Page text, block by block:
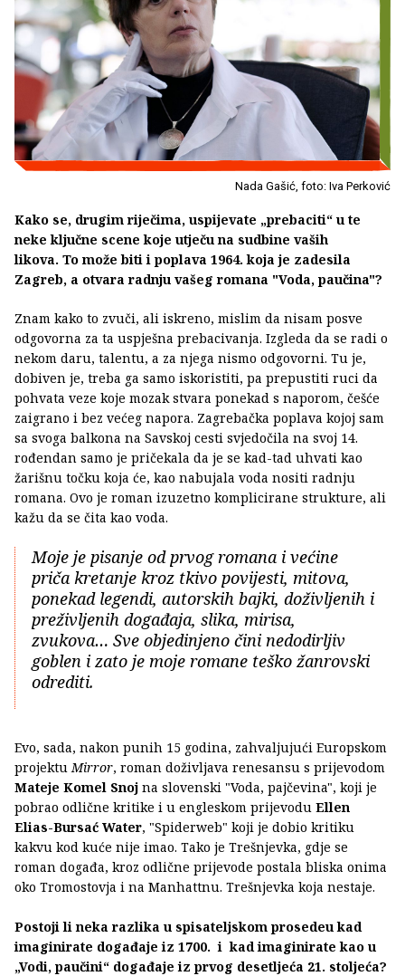
Nada Gašić, foto: Iva Perković
Kako se, drugim riječima, uspijevate „prebaciti“ u te
neke ključne scene koje utječu na sudbine vaših
likova. To može biti i poplava 1964. koja je zadesila
Zagreb, a otvara radnju vašeg romana "Voda, paučina"?
Znam kako to zvuči, ali iskreno, mislim da nisam posve
odgovorna za ta uspješna prebacivanja. Izgleda da se radi o
nekom daru, talentu, a za njega nismo odgovorni. Tu je,
dobiven je, treba ga samo iskoristiti, pa prepustiti ruci da
pohvata veze koje mozak stvara ponekad s naporom, češće
zaigrano i bez većeg napora. Zagrebačka poplava kojoj sam
sa svoga balkona na Savskoj cesti svjedočila na svoj 14.
rođendan samo je pričekala da je se kad-tad uhvati kao
žarišnu točku koja će, kao nabujala voda nositi radnju
romana. Ovo je roman izuzetno komplicirane strukture, ali
kažu da se čita kao voda.
Moje je pisanje od prvog romana i većine
priča kretanje kroz tkivo povijesti, mitova,
ponekad legendi, autorskih bajki, doživljenih i
preživljenih događaja, slika, mirisa,
zvukova… Sve objedinjeno čini nedodirljiv
goblen i zato je moje romane teško žanrovski
odrediti.
Evo, sada, nakon punih 15 godina, zahvaljujući Europskom
projektu Mirror, roman doživljava renesansu s prijevodom
Mateje Komel Snoj na slovenski "Voda, pajčevina", koji je
pobrao odlične kritike i u engleskom prijevodu Ellen
Elias-Bursać Water, "Spiderweb" koji je dobio kritiku
kakvu kod kuće nije imao. Tako je Trešnjevka, gdje se
roman događa, kroz odlične prijevode postala bliska onima
oko Tromostovja i na Manhattnu. Trešnjevka koja nestaje.
Postoji li neka razlika u spisateljskom prosedeu kad
imaginirate događaje iz 1700. i kad imaginirate kao u
„Vodi, paučini“ događaje iz prvog desetljeća 21. stoljeća?